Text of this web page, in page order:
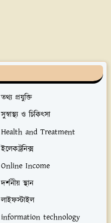
তথ্য প্রযুক্তি
সুস্বাস্থ্য ও চিকিৎসা
Health and Treatment
ইলেকট্রনিক্স
Online Income
দর্শনীয় স্থান
লাইফস্টাইল
information technology